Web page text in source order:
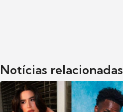
Notícias relacionadas